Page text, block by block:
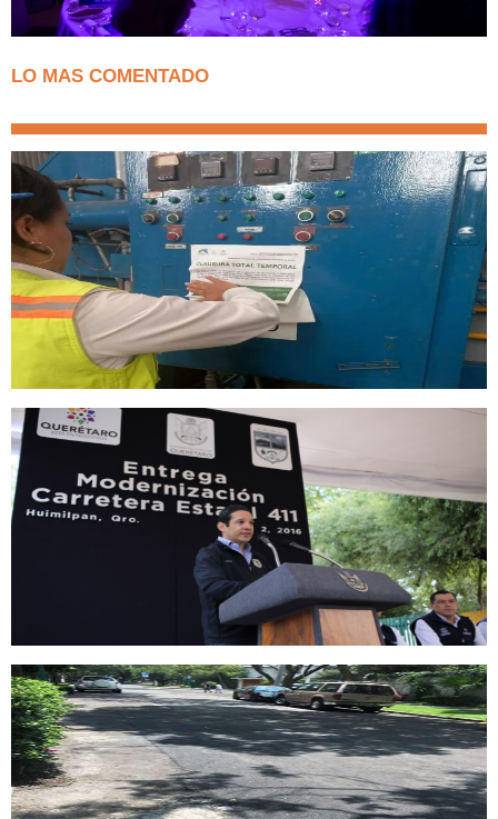
LO MAS COMENTADO